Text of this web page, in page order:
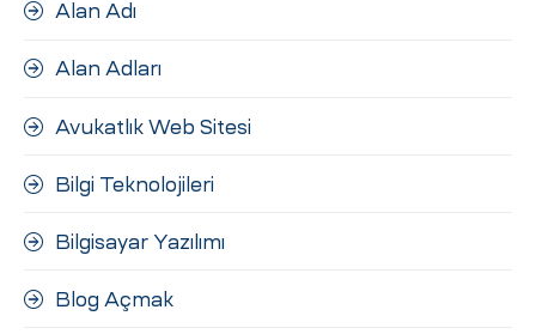
Alan Adı
Alan Adları
Avukatlık Web Sitesi
Bilgi Teknolojileri
Bilgisayar Yazılımı
Blog Açmak